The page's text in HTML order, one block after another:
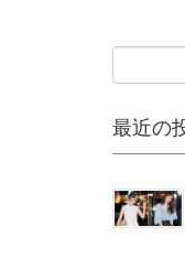
最近の